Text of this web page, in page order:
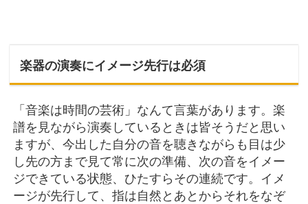
楽器の演奏にイメージ先行は必須
「音楽は時間の芸術」なんて言葉があります。楽
譜を見ながら演奏しているときは皆そうだと思い
ますが、今出した自分の音を聴きながらも目は少
し先の方まで見て常に次の準備、次の音をイメー
ジできている状態、ひたすらその連続です。イメ
ージが先行して、指は自然とあとからそれをなぞ